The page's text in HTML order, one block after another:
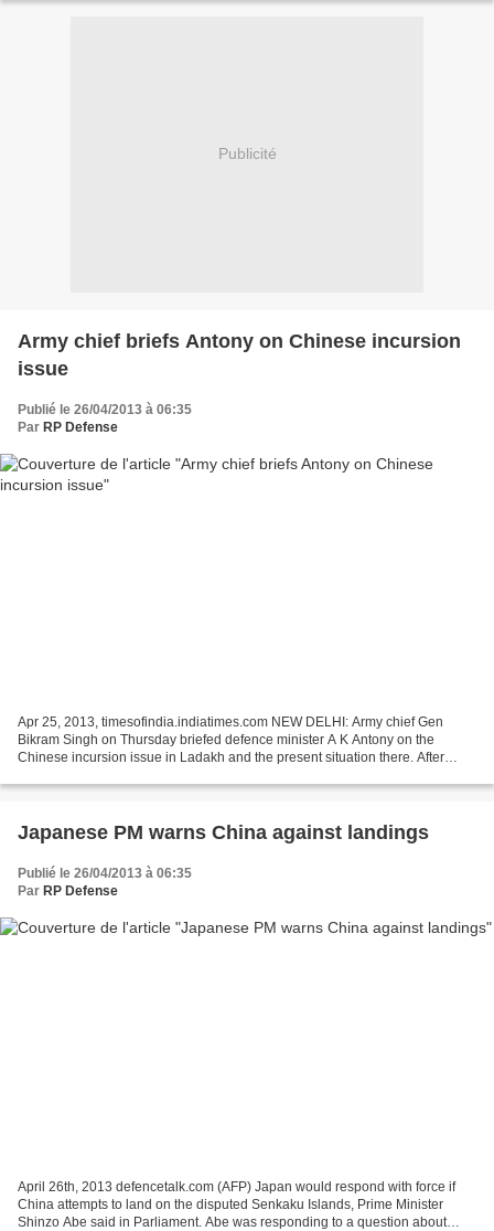
Publicité
Army chief briefs Antony on Chinese incursion
issue
Publié le 26/04/2013 à 06:35
Par RP Defense
Apr 25, 2013, timesofindia.indiatimes.com NEW DELHI: Army chief Gen
Bikram Singh on Thursday briefed defence minister A K Antony on the
Chinese incursion issue in Ladakh and the present situation there. After
Japanese PM warns China against landings
Publié le 26/04/2013 à 06:35
Par RP Defense
April 26th, 2013 defencetalk.com (AFP) Japan would respond with force if
China attempts to land on the disputed Senkaku Islands, Prime Minister
Shinzo Abe said in Parliament. Abe was responding to a question about